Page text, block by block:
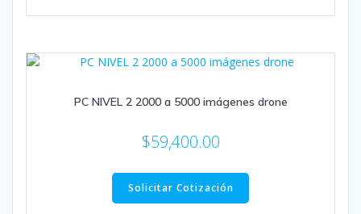
PC NIVEL 2 2000 a 5000 imágenes drone
$59,400.00
Solicitar Cotización